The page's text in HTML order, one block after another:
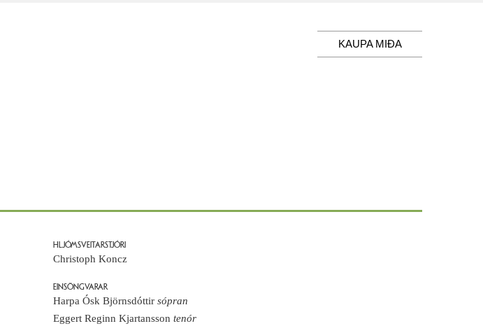
KAUPA MIÐA
HLJÓMSVEITARSTJÓRI
Christoph Koncz
EINSÖNGVARAR
Harpa Ósk Björnsdóttirsópran
Eggert Reginn Kjartansson tenór